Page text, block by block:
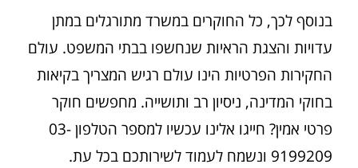
בנוסף לכך, כל החוקרים במשרד מתורגלים במתן
עדויות והצגת הראיות שנחשפו בבתי המשפט. עולם
החקירות הפרטיות הינו עולם רגיש המצריך בקיאות
בחוקי המדינה, ניסיון רב ותושייה. מחפשים חוקר
פרטי אמין? חייגו אלינו עכשיו למספר הטלפון 03-
9199209 ונשמח לעמוד לשירותכם בכל עת.